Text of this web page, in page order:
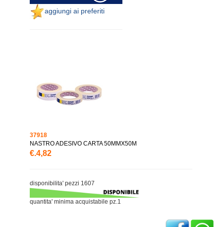
aggiungi ai preferiti
37918
NASTRO ADESIVO CARTA 50MMX50M
€.4,82
disponibilita' pezzi 1607
quantita' minima acquistabile pz.1